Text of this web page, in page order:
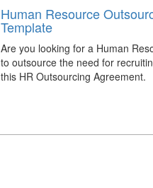
Human Resource
Template
Are you looking for a Human
to outsource the need for
this HR Outsourcing Agreement.